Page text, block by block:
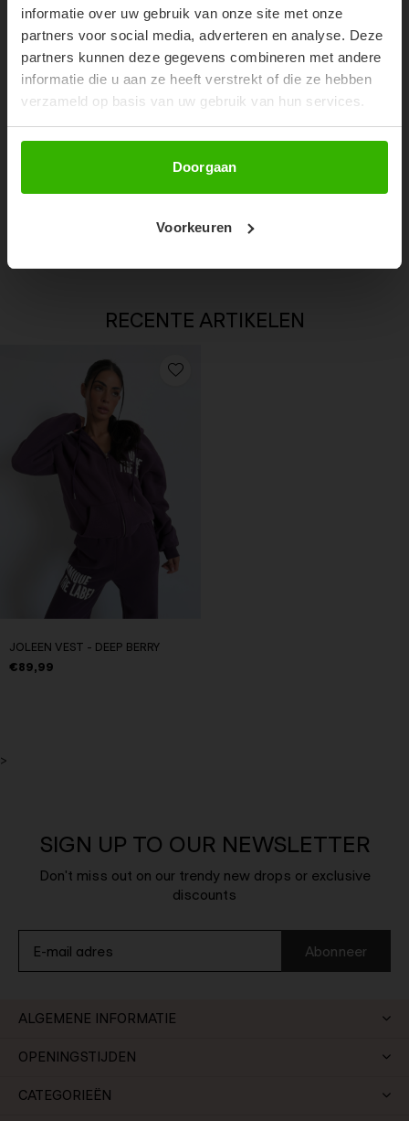
informatie over uw gebruik van onze site met onze
partners voor social media, adverteren en analyse. Deze
partners kunnen deze gegevens combineren met andere
informatie die u aan ze heeft verstrekt of die ze hebben
verzameld op basis van uw gebruik van hun services.
Doorgaan
Voorkeuren
JOLEEN JOGGER - DEEP BERRY
RECENTE ARTIKELEN
JOLEEN VEST - DEEP BERRY
€89,99
>
SIGN UP TO OUR NEWSLETTER
Don't miss out on our trendy new drops or exclusive
discounts
Abonneer
ALGEMENE INFORMATIE
OPENINGSTIJDEN
CATEGORIEËN